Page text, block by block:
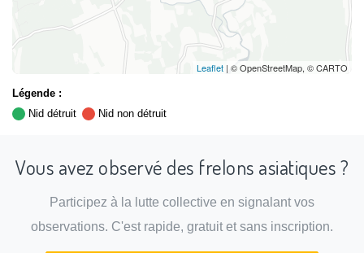
Leaflet | © OpenStreetMap, © CARTO
Légende :
Nid détruit
Nid non détruit
Vous avez observé des frelons asiatiques ?
Participez à la lutte collective en signalant vos
observations. C'est rapide, gratuit et sans inscription.